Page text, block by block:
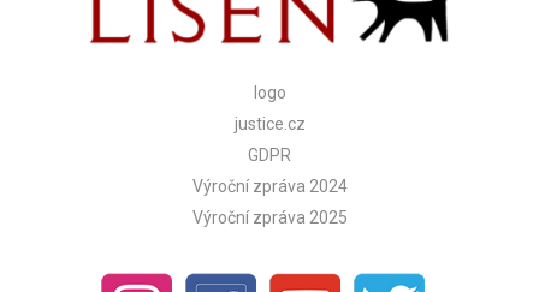
logo
justice.cz
GDPR
Výroční zpráva 2024
Výroční zpráva 2025